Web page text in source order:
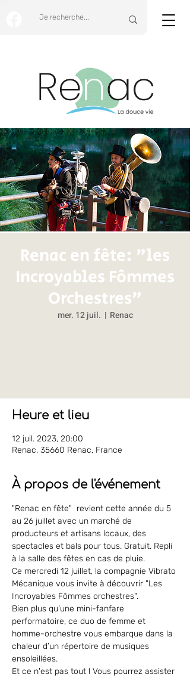
Renac en fête: "les
Incroyables Fômmes
Orchestres"
mer. 12 juil.
  |
Renac
Heure et lieu
12 juil. 2023, 20:00
Renac, 35660 Renac, France
À propos de l'événement
"Renac en fête"  revient cette année du 5
au 26 juillet avec un marché de
producteurs et artisans locaux, des
spectacles et bals pour tous. Gratuit. Repli
à la salle des fêtes en cas de pluie.
Ce mercredi 12 juillet, la compagnie Vibrato
Mécanique vous invite à découvrir "Les
Incroyables Fômmes orchestres".
Bien plus qu’une mini-fanfare
performatoire, ce duo de femme et
homme-orchestre vous embarque dans la
chaleur d’un répertoire de musiques
ensoleillées.
Et ce n'est pas tout ! Vous pourrez assister